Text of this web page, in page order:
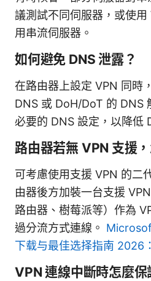
議測試不同伺服器，或使
用串流伺服器。
如何避免 DNS 泄露？
在路由器上設定 VPN 同時
DNS 或 DoH/DoT 的 DNS
必要的 DNS 設定，以降低
路由器若無 VPN 支援
可考慮使用支援 VPN 的二
由器後方加裝一台支援
路由器、樹莓派等）作為
過分流方式連線。
下载与最佳选择指南 2026
VPN 連線中斷時怎麼保